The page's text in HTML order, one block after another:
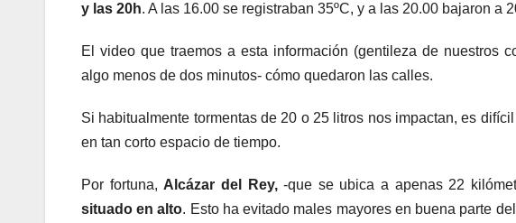
y las 20h. A las 16.00 se registraban 35ºC, y a las 20.00 bajaron a
El video que traemos a esta información (gentileza de nuestros
algo menos de dos minutos- cómo quedaron las calles.
Si habitualmente tormentas de 20 o 25 litros nos impactan, es
en tan corto espacio de tiempo.
Por fortuna, Alcázar del Rey,-que se ubica a apenas 22
situado en alto. Esto ha evitado males mayores en buena parte